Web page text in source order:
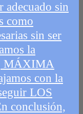
adecuado sin
como
sin ser
la
MÁXIMA
con la
LOS
conclusión,